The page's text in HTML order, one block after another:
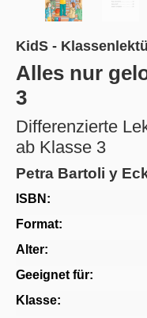
KidS -
Alles nur
3
Differenzierte
ab Klasse 3
Petra Bartoli y
ISBN:
Format:
Alter:
Geeignet für:
Klasse: